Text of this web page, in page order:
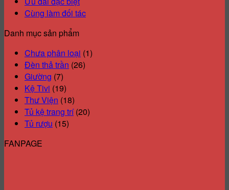
Cùng làm đối tác
Danh mục sản phẩm
Chưa phân loại (1)
Đèn thả trần (26)
Giường (7)
Kệ Tivi (19)
Thư Viện (18)
Tủ kệ trang trí (20)
Tủ rượu (15)
FANPAGE